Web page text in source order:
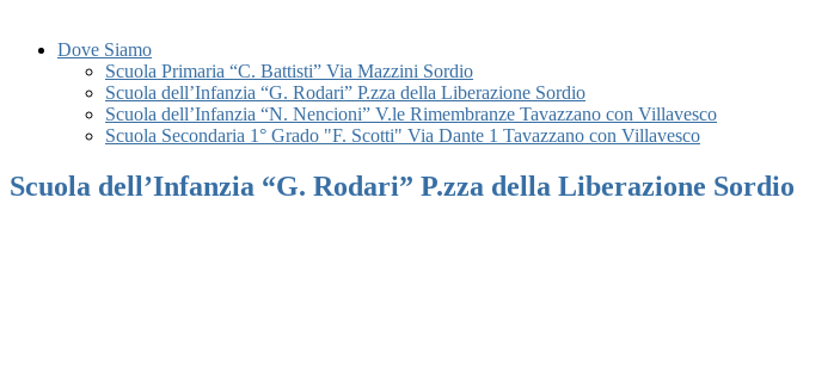
Dove Siamo
Scuola Primaria “C. Battisti” Via Mazzini Sordio
Scuola dell’Infanzia “G. Rodari” P.zza della Liberazione Sordio
Scuola dell’Infanzia “N. Nencioni” V.le Rimembranze Tavazzano con Villavesco
Scuola Secondaria 1° Grado "F. Scotti" Via Dante 1 Tavazzano con Villavesco
Scuola dell’Infanzia “G. Rodari” P.zza della Liberazione Sordio